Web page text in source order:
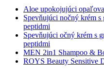
Aloe upokojujúci
Spevňujúci nočný krém
peptidmi
Spevňujúci očný krém s
peptidmi
MEN 2in1 Shampoo &
ROYS Beauty Sensitive